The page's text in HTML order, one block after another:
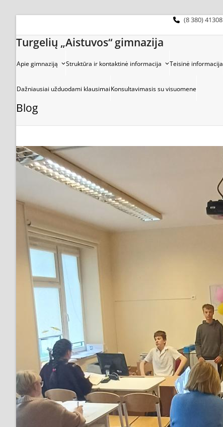
(8 380) 41308
Turgelių „Aistuvos“ gimnazija
Apie gimnaziją Struktūra ir kontaktinė informacija Teisinė informacija
Dažniausiai užduodami klausimaiKonsultavimasis su visuomene
Blog